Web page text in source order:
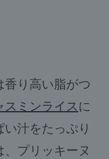
香り高い脂がつ
スミンライスに
汁をたっぷり
プリッキーヌ